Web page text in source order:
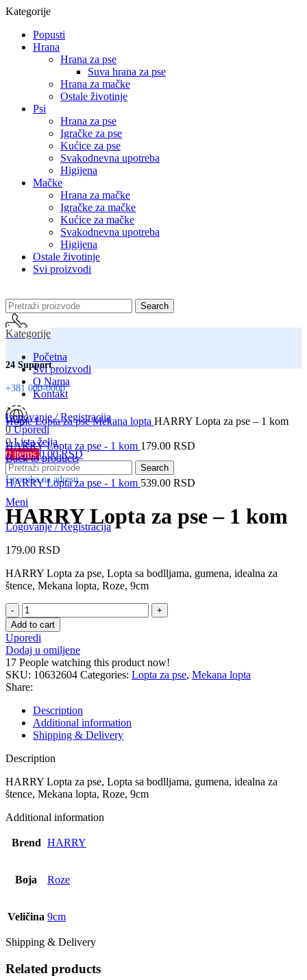
Kategorije
Popusti
Hrana
Hrana za pse
Suva hrana za pse
Hrana za mačke
Ostale životinje
Psi
Hrana za pse
Igračke za pse
Kućice za pse
Svakodnevna upotreba
Higijena
Mačke
Hrana za mačke
Igračke za mačke
Kućice za mačke
Svakodnevna upotreba
Higijena
Ostale životinje
Svi proizvodi
Search
24 Support
+381 000-0000
Srbija
Isporuka na adresu
Meni
Logovanje / Registracija
Kategorije
Početna
Svi proizvodi
O Nama
Kontakt
Logovanje / Registracija
0 Uporedi
0Lista želja
0items 0.00RSD
Search
Click to enlarge
HomeLopta za pseMekana lopta HARRY Lopta za pse – 1 kom
HARRY Lopta za pse - 1 kom 179.00 RSD
Back to products
HARRY Lopta za pse - 1 kom 539.00 RSD
HARRY Lopta za pse – 1 kom
179.00 RSD
HARRY Lopta za pse, Lopta sa bodlljama, gumena, idealna za
štence, Mekana lopta, Roze, 9cm
HARRY
Lopta
za
pse
-
1
kom
quantity
Add to cart
Uporedi
Dodaj u omiljene
17 People watching this product now!
SKU: 10632604 Categories: Lopta za pse, Mekana lopta
Share:
Description
Additional information
Shipping & Delivery
Description
HARRY Lopta za pse, Lopta sa bodlljama, gumena, idealna za
štence, Mekana lopta, Roze, 9cm
Additional information
Brend HARRY
Boja Roze
Veličina 9cm
Shipping & Delivery
Related products